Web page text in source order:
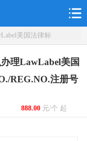
美国法律标
理LawLabel美国
REG.NO.注册号
888.00元/个 起